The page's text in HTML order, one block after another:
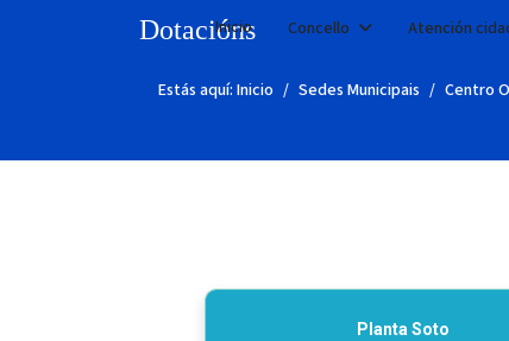
Inicio Concello Atención
Dotacións
Estás aquí: Inicio Sedes Municipais Centro
Planta Soto